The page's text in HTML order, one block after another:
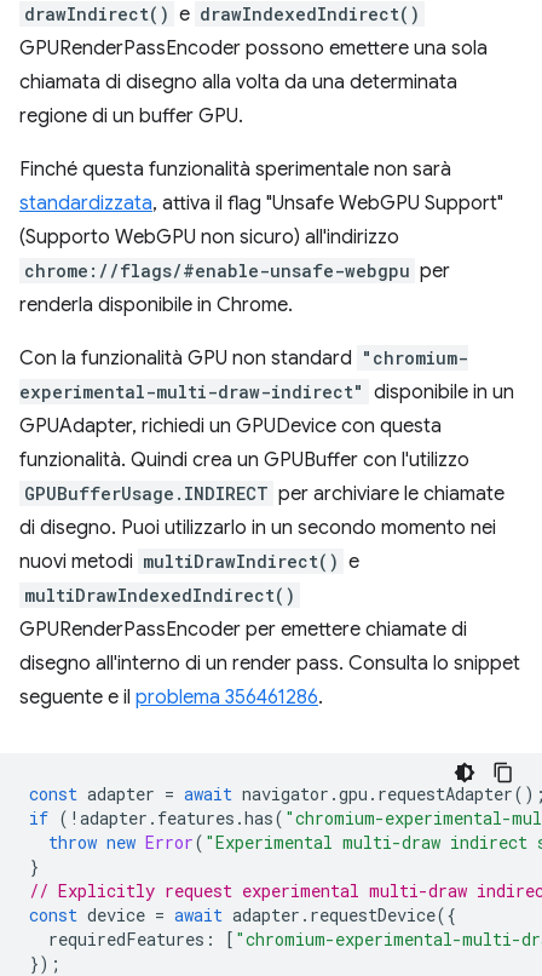
drawIndirect() e drawIndexedIndirect()
GPURenderPassEncoder possono emettere una sola
chiamata di disegno alla volta da una determinata
regione di un buffer GPU.
Finché questa funzionalità sperimentale non sarà
standardizzata, attiva il flag "Unsafe WebGPU Support"
(Supporto WebGPU non sicuro) all'indirizzo
chrome://flags/#enable-unsafe-webgpu per
renderla disponibile in Chrome.
Con la funzionalità GPU non standard "chromium-
experimental-multi-draw-indirect" disponibile in un
GPUAdapter, richiedi un GPUDevice con questa
funzionalità. Quindi crea un GPUBuffer con l'utilizzo
GPUBufferUsage.INDIRECT per archiviare le chiamate
di disegno. Puoi utilizzarlo in un secondo momento nei
nuovi metodi multiDrawIndirect() e
multiDrawIndexedIndirect()
GPURenderPassEncoder per emettere chiamate di
disegno all'interno di un render pass. Consulta lo snippet
seguente e il problema 356461286.
const adapter = await navigator .gpu . requestAdapter
if ( ! adapter . features .has( "chromium-experimental-
throw new Error( "Experimental multi-draw
}
// Explicitly request experimental multi-draw
const device = await adapter . requestDevice({
requiredFeatures : [ "chromium-experimental-multi-
});